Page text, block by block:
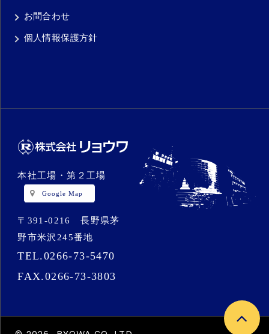
お問合わせ
個人情報保護方針
本社工場・第２工場
Google Map
〒391-0216 長野県茅
野市米沢245番地
TEL.0266-73-5470
FAX.0266-73-3803